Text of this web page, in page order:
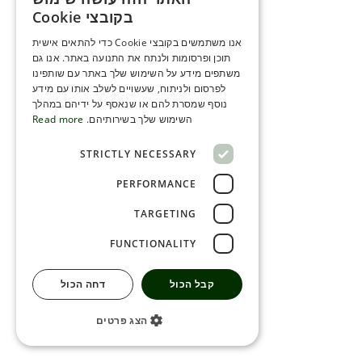
ENGLISH
SERBIA
HEBREW
RUSSIAN
SERBIAN-2
בקובצי Cookie
אנו משתמשים בקובצי Cookie כדי להתאים אישית
תוכן ופרסומות ולנתח את התנועה באתר. אנו גם
משתפים מידע על השימוש שלך באתר עם שותפינו
לפרסום ולניתוח, שעשויים לשלב אותו עם מידע
נוסף שמסרת להם או שנאסף על ידיהם במהלך
השימוש שלך בשירותיהם. Read more
STRICTLY NECESSARY
PERFORMANCE
TARGETING
FUNCTIONALITY
קבל הכול דחה הכול
הצג פרטים